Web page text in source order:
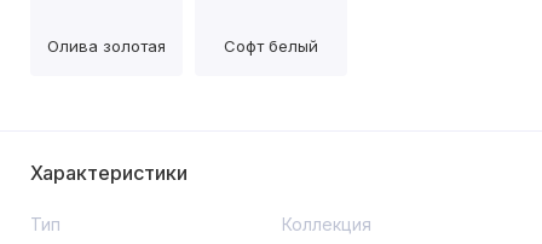
Олива золотая Софт белый
Характеристики
Тип Коллекция